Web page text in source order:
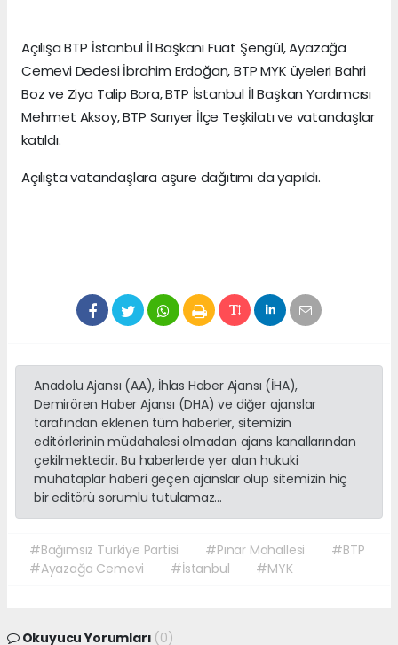
Açılışa BTP İstanbul İl Başkanı Fuat Şengül, Ayazağa
Cemevi Dedesi İbrahim Erdoğan, BTP MYK üyeleri Bahri
Boz ve Ziya Talip Bora, BTP İstanbul İl Başkan Yardımcısı
Mehmet Aksoy, BTP Sarıyer İlçe Teşkilatı ve vatandaşlar
katıldı.
Açılışta vatandaşlara aşure dağıtımı da yapıldı.
Anadolu Ajansı (AA), İhlas Haber Ajansı (İHA),
Demirören Haber Ajansı (DHA) ve diğer ajanslar
tarafından eklenen tüm haberler, sitemizin
editörlerinin müdahalesi olmadan ajans kanallarından
çekilmektedir. Bu haberlerde yer alan hukuki
muhataplar haberi geçen ajanslar olup sitemizin hiç
bir editörü sorumlu tutulamaz...
#Bağımsız Türkiye Partisi #Pınar Mahallesi
#BTP
#Ayazağa Cemevi
#İstanbul #MYK
Okuyucu Yorumları (0)